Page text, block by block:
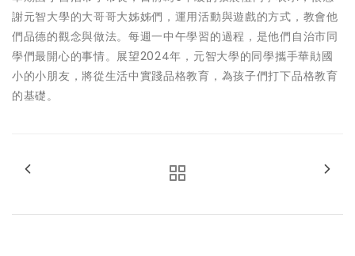
謝元智大學的大哥哥大姊姊們，運用活動與遊戲的方式，教會他
們品德的觀念與做法。每週一中午學習的過程，是他們自治市同
學們最開心的事情。展望2024年，元智大學的同學攜手華勛國
小的小朋友，將從生活中實踐品格教育，為孩子們打下品格教育
的基礎。